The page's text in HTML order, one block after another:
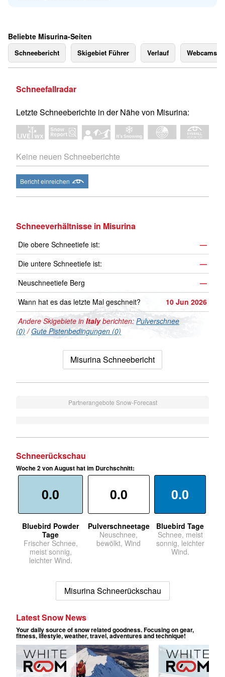
Beliebte Misurina-Seiten
Schneebericht Skigebiet Führer Verlauf Webcams
Schneefallradar
Letzte Schneeberichte in der Nähe von Misurina:
Keine neuen Schneeberichte
Bericht einreichen
Schneeverhältnisse in Misurina
Die obere Schneetiefe ist:
—
Die untere Schneetiefe ist:
—
Neuschneetiefe Berg
—
Wann hat es das letzte Mal geschneit?
10 Jun 2026
Andere Skigebiete inItalyberichten: Pulverschnee
(0) /Gute Pistenbedingungen (0)
Misurina Schneebericht
Partnerangebote Snow-Forecast
Schneerückschau
Woche 2 von August hat im Durchschnitt:
0.0
Bluebird Powder
Tage
Frischer Schnee,
meist sonnig,
leichter Wind.
0.0
Pulverschneetage
Neuschnee,
bewölkt, Wind
0.0
Bluebird Tage
Schnee, meist
sonnig, leichter
Wind.
Misurina Schneerückschau